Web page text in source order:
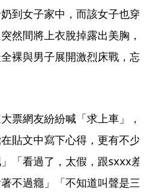
到女子家中，而該女子也穿
然間將上衣脫掉露出美胸，
裸與男子展開激烈床戰，忘
票網友紛紛喊「求上車」，
貼文中寫下心得，更有不少
「看過了，太假，跟sxxx差
不過癮」「不知道叫聲是三